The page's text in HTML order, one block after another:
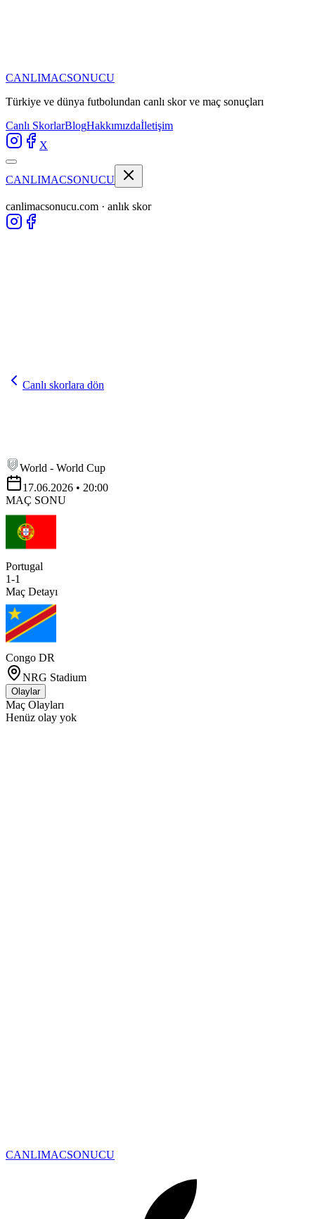
CANLIMACSONUCU
Türkiye ve dünya futbolundan canlı skor ve maç sonuçları
Canlı SkorlarBlogHakkımızdaİletişim
X
CANLIMACSONUCU
canlimacsonucu.com · anlık skor
Canlı skorlara dön
World - World Cup
17.06.2026 • 20:00
MAÇ SONU
Portugal
1-1
Maç Detayı
Congo DR
NRG Stadium
Olaylar
Maç Olayları
Henüz olay yok
CANLIMACSONUCU